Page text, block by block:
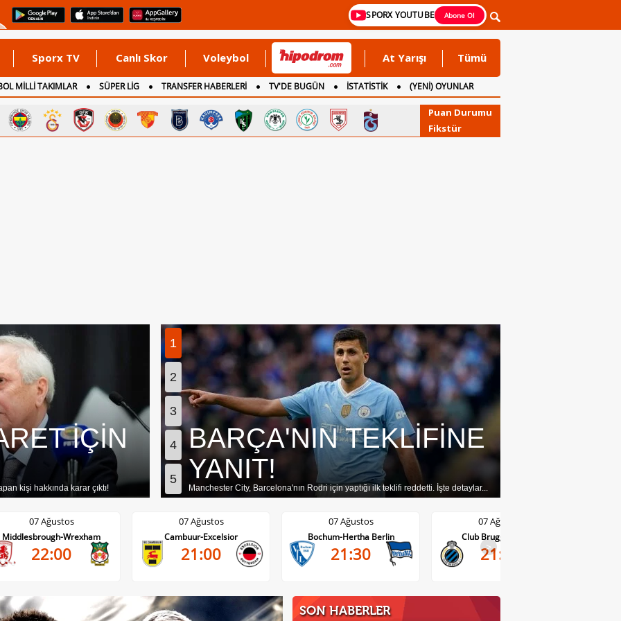
SPORX YOUTUBE Abone Ol
Sporx TV Canlı Skor Voleybol At Yarışı Tümü
MİLLİ TAKIMLAR SÜPER LİG TRANSFER HABERLERİ TV'DE BUGÜN İSTATİSTİK
(YENİ) OYUNLAR
Puan Durumu
Fikstür
İÇİN
kişi hakkında karar çıktı!
1
2
3
4
5
BARÇA'NIN TEKLİFİNE
YANIT!
Manchester City, Barcelona'nın Rodri için yaptığı ilk teklifi reddetti. İşte detaylar...
07 Ağustos
Middlesbrough-Wrexham
22:00
07 Ağustos
Cambuur-Excelsior
21:00
07 Ağustos
Bochum-Hertha Berlin
21:30
07 Ağustos
Club Brugge-Kortrijk
21:45
>
SON HABERLER